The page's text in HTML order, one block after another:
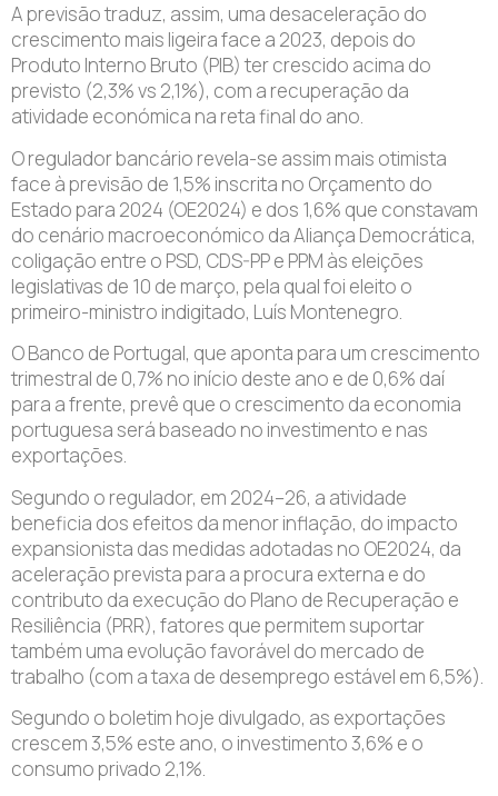
A previsão traduz, assim, uma desaceleração do
crescimento mais ligeira face a 2023, depois do
Produto Interno Bruto (PIB) ter crescido acima do
previsto (2,3% vs 2,1%), com a recuperação da
atividade económica na reta final do ano.
O regulador bancário revela-se assim mais otimista
face à previsão de 1,5% inscrita no Orçamento do
Estado para 2024 (OE2024) e dos 1,6% que constavam
do cenário macroeconómico da Aliança Democrática,
coligação entre o PSD, CDS-PP e PPM às eleições
legislativas de 10 de março, pela qual foi eleito o
primeiro-ministro indigitado, Luís Montenegro.
O Banco de Portugal, que aponta para um crescimento
trimestral de 0,7% no início deste ano e de 0,6% daí
para a frente, prevê que o crescimento da economia
portuguesa será baseado no investimento e nas
exportações.
Segundo o regulador, em 2024–26, a atividade
beneficia dos efeitos da menor inflação, do impacto
expansionista das medidas adotadas no OE2024, da
aceleração prevista para a procura externa e do
contributo da execução do Plano de Recuperação e
Resiliência (PRR), fatores que permitem suportar
também uma evolução favorável do mercado de
trabalho (com a taxa de desemprego estável em 6,5%).
Segundo o boletim hoje divulgado, as exportações
crescem 3,5% este ano, o investimento 3,6% e o
consumo privado 2,1%.